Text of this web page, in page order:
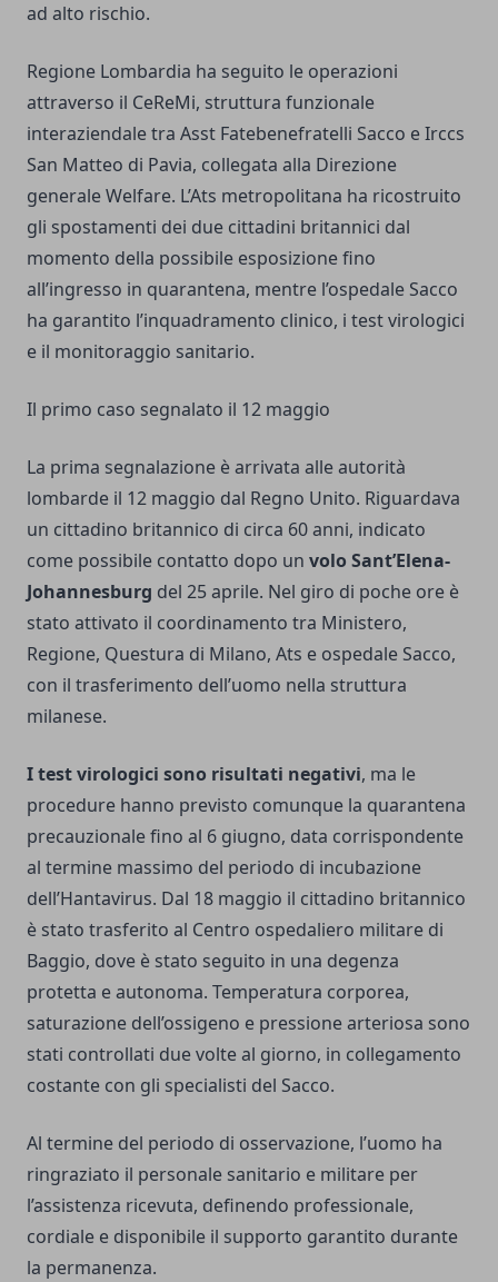
ad alto rischio.
Regione Lombardia ha seguito le operazioni
attraverso il CeReMi, struttura funzionale
interaziendale tra Asst Fatebenefratelli Sacco e Irccs
San Matteo di Pavia, collegata alla Direzione
generale Welfare. L’Ats metropolitana ha ricostruito
gli spostamenti dei due cittadini britannici dal
momento della possibile esposizione fino
all’ingresso in quarantena, mentre l’ospedale Sacco
ha garantito l’inquadramento clinico, i test virologici
e il monitoraggio sanitario.
Il primo caso segnalato il 12 maggio
La prima segnalazione è arrivata alle autorità
lombarde il 12 maggio dal Regno Unito. Riguardava
un cittadino britannico di circa 60 anni, indicato
come possibile contatto dopo un volo Sant’Elena-
Johannesburg del 25 aprile. Nel giro di poche ore è
stato attivato il coordinamento tra Ministero,
Regione, Questura di Milano, Ats e ospedale Sacco,
con il trasferimento dell’uomo nella struttura
milanese.
I test virologici sono risultati negativi, ma le
procedure hanno previsto comunque la quarantena
precauzionale fino al 6 giugno, data corrispondente
al termine massimo del periodo di incubazione
dell’Hantavirus. Dal 18 maggio il cittadino britannico
è stato trasferito al Centro ospedaliero militare di
Baggio, dove è stato seguito in una degenza
protetta e autonoma. Temperatura corporea,
saturazione dell’ossigeno e pressione arteriosa sono
stati controllati due volte al giorno, in collegamento
costante con gli specialisti del Sacco.
Al termine del periodo di osservazione, l’uomo ha
ringraziato il personale sanitario e militare per
l’assistenza ricevuta, definendo professionale,
cordiale e disponibile il supporto garantito durante
la permanenza.